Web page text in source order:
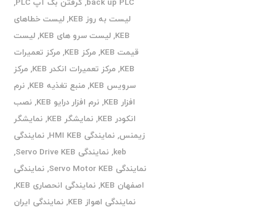
back up PLC
,گرفتن بک آپ PLC
,
لیست به روز KEB
,لیست خطاهای
KEB
,لیست سرو های KEB ,لیست
قیمت KEB
,مرکز KEB ,مرکز تعمیرات
KEB
,مرکز تعمیرات انکدر KEB ,مرکز
سرویس KEB
,منبع تغذیه KEB , نرم
افزار KEB
, نرم افزار درایو KEB , نصب
انکودر KEB
, نمایشگر KEB , نمایشگر
زیمنس, نمایندگی HMI KEB , نمایندگی
keb
, نمایندگی Servo Drive KEB
,
نمایندگی Servo Motor KEB
, نمایندگی
اصفهان KEB
, نمایندگی انحصاری KEB
,
نمایندگی اهواز KEB
, نمایندگی ایران